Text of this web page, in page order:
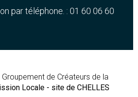
par téléphone. : 01 60 06 60
Groupement de Créateurs de la
Locale - site de CHELLES